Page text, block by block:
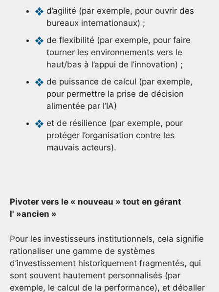
d’agilité (par exemple, pour ouvrir des
bureaux internationaux) ;
de flexibilité (par exemple, pour faire
tourner les environnements vers le
haut/bas à l’appui de l’innovation) ;
de puissance de calcul (par exemple,
pour permettre la prise de décision
alimentée par l’IA)
et de résilience (par exemple, pour
protéger l’organisation contre les
mauvais acteurs).
Pivoter vers le « nouveau » tout en gérant
l' »ancien »
Pour les investisseurs institutionnels, cela signifie
rationaliser une gamme de systèmes
d’investissement historiquement fragmentés, qui
sont souvent hautement personnalisés (par
exemple, le calcul de la performance), et déballer